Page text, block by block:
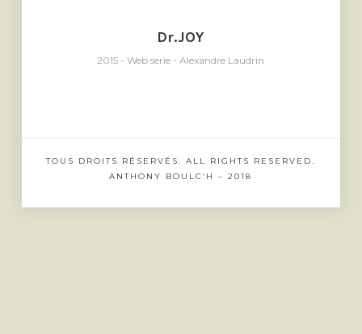
Dr.JOY
2015 - Web serie - Alexandre Laudrin
TOUS DROITS RÉSERVÉS. ALL RIGHTS RESERVED.
ANTHONY BOULC’H – 2018